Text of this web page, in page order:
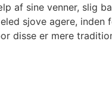
af sine venner, slig
sjove agere, inden
disse er mere